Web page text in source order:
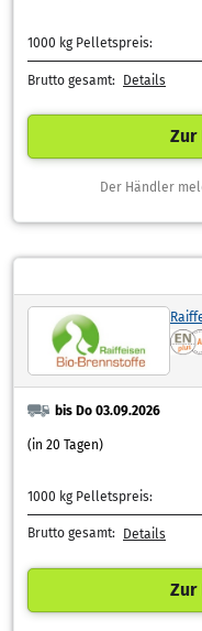
1000 kg Pelletspreis:
Brutto gesamt: Details
Zur
Der Händler
bis Do 03.09.2026
(in 20 Tagen)
1000 kg Pelletspreis:
Brutto gesamt: Details
Zur